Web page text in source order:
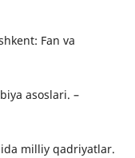
Fan va
asoslari. –
milliy qadriyatlar.